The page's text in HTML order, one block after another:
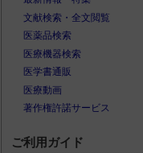
文献検索・全文閲覧
医薬品検索
医療機器検索
医学書通販
医療動画
著作権許諾サービス
ご利用ガイド